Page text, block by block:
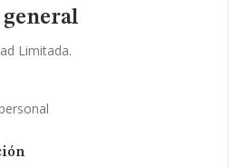
Limitada.
y registral complementaria.